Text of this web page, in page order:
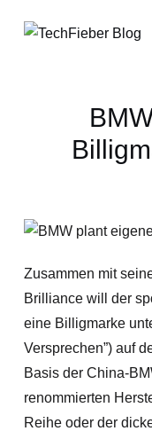
Zusammen mit
Brilliance will der
eine Billigmarke
Versprechen”) auf
Basis der China-
renommierten
Reihe oder der